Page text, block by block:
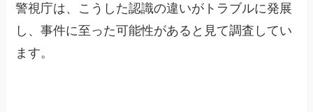
警視庁は、こうした認識の違いがトラブルに発展
し、事件に至った可能性があると見て調査してい
ます。